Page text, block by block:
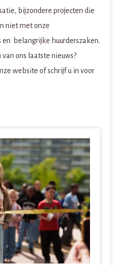
bijzondere projecten die
niet met onze
belangrijke huurderszaken.
ons laatste nieuws?
website of schrijf u in voor